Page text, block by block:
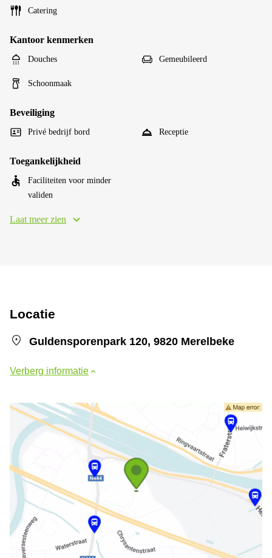
Catering
Kantoor kenmerken
Douches Gemeubileerd
Schoonmaak
Beveiliging
Privé bedrijf bord Receptie
Toegankelijkheid
Faciliteiten voor minder
validen
Laat meer zien
Locatie
Guldensporenpark 120, 9820 Merelbeke
Verberg informatie